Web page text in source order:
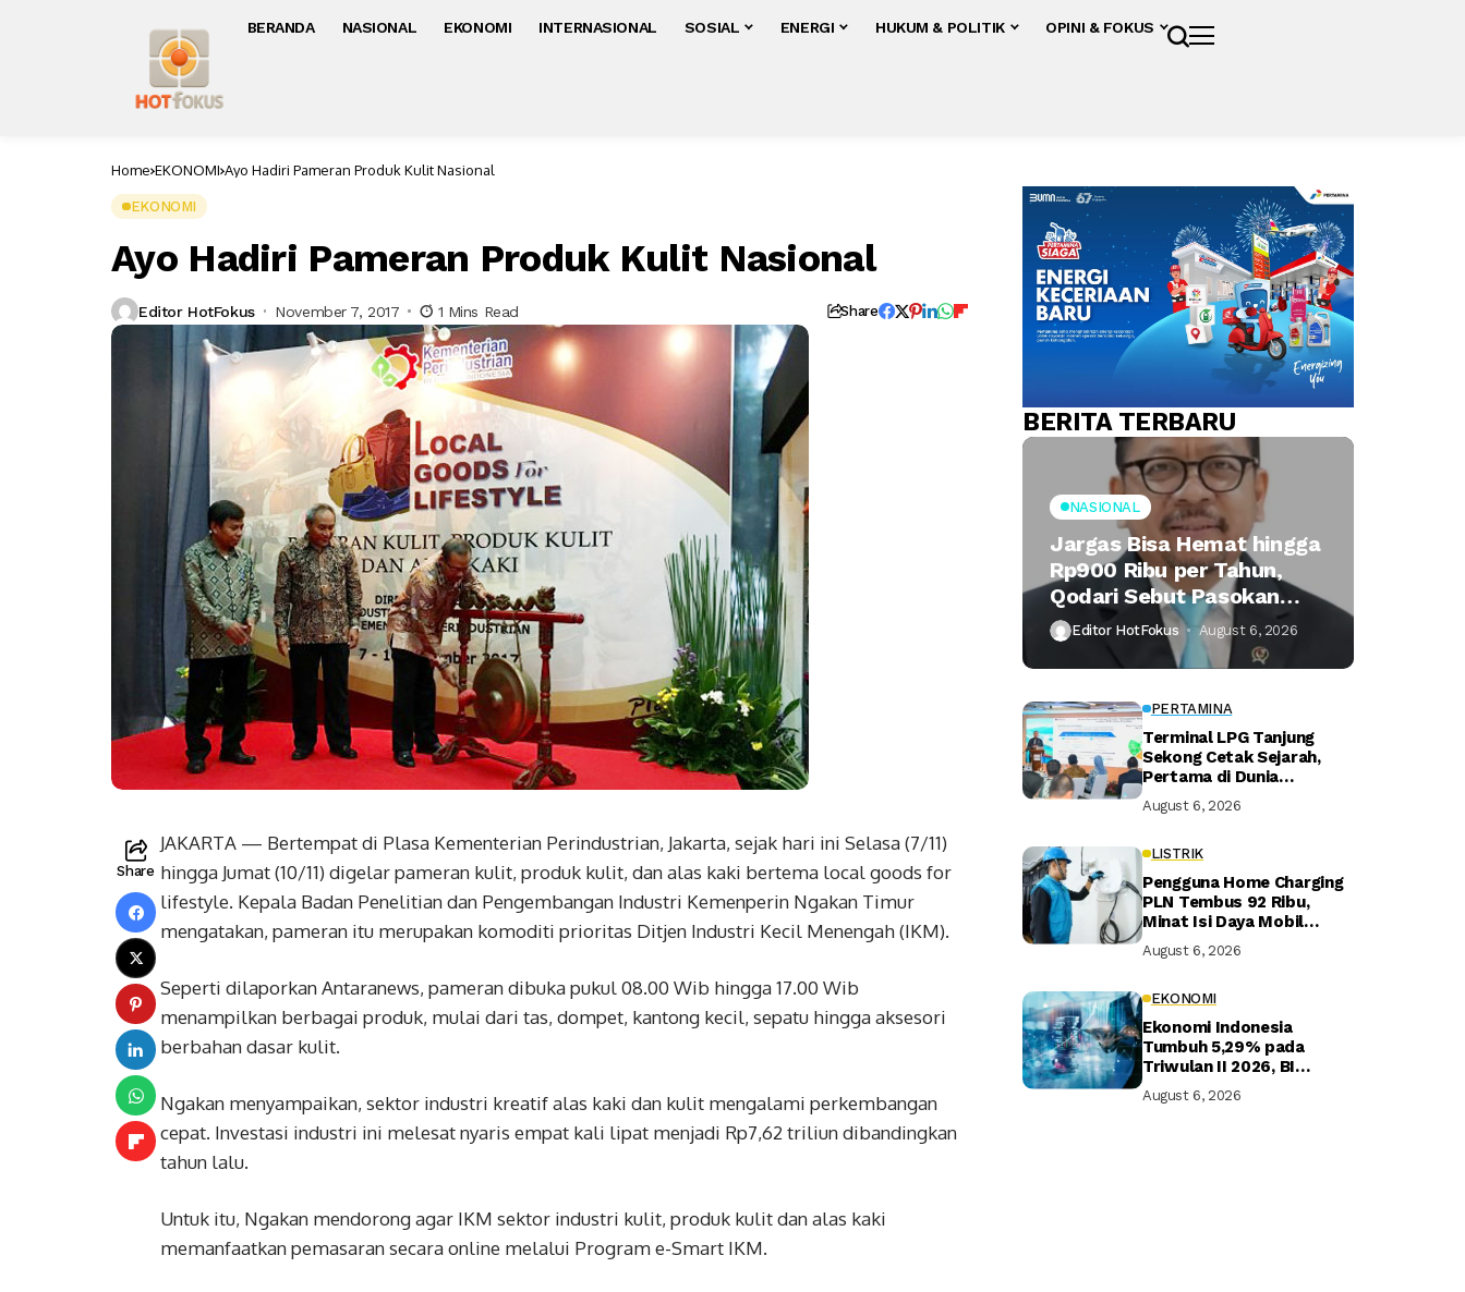
BERANDA NASIONAL EKONOMI INTERNASIONAL SOSIAL ENERGI HUKUM & POLITIK OPINI & FOKUS
Home EKONOMI Ayo Hadiri Pameran Produk Kulit Nasional
EKONOMI
Ayo Hadiri Pameran Produk Kulit Nasional
Editor HotFokus November 7, 2017 1 Mins Read Share
Share
JAKARTA — Bertempat di Plasa Kementerian Perindustrian, Jakarta, sejak hari ini Selasa (7/11)
hingga Jumat (10/11) digelar pameran kulit, produk kulit, dan alas kaki bertema local goods for
lifestyle. Kepala Badan Penelitian dan Pengembangan Industri Kemenperin Ngakan Timur
mengatakan, pameran itu merupakan komoditi prioritas Ditjen Industri Kecil Menengah (IKM).
Seperti dilaporkan Antaranews, pameran dibuka pukul 08.00 Wib hingga 17.00 Wib
menampilkan berbagai produk, mulai dari tas, dompet, kantong kecil, sepatu hingga aksesori
berbahan dasar kulit.
Ngakan menyampaikan, sektor industri kreatif alas kaki dan kulit mengalami perkembangan
cepat. Investasi industri ini melesat nyaris empat kali lipat menjadi Rp7,62 triliun dibandingkan
tahun lalu.
Untuk itu, Ngakan mendorong agar IKM sektor industri kulit, produk kulit dan alas kaki
memanfaatkan pemasaran secara online melalui Program e-Smart IKM.
BERITA TERBARU
NASIONAL
Jargas Bisa Hemat hingga
Rp900 Ribu per Tahun,
Qodari Sebut Pasokan
Lebih Praktis
Editor HotFokus August 6, 2026
PERTAMINA
Terminal LPG Tanjung
Sekong Cetak Sejarah,
Pertama di Dunia
Terminal
August 6, 2026
LISTRIK
Pengguna Home Charging
PLN Tembus 92 Ribu,
Minat Isi Daya Mobil
Naik
August 6, 2026
EKONOMI
Ekonomi Indonesia
Tumbuh 5,29% pada
Triwulan II 2026, BI
Tahunan Tercapai
August 6, 2026